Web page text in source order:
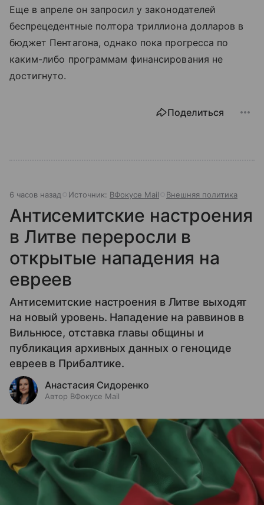
Еще в апреле он запросил у законодателей
беспрецедентные полтора триллиона долларов в
бюджет Пентагона, однако пока прогресса по
каким-либо программам финансирования не
достигнуто.
Поделиться
6 часов назад Источник: ВФокусе Mail Внешняя политика
Антисемитские настроения
в Литве переросли в
открытые нападения на
евреев
Антисемитские настроения в Литве выходят
на новый уровень. Нападение на раввинов в
Вильнюсе, отставка главы общины и
публикация архивных данных о геноциде
евреев в Прибалтике.
Анастасия Сидоренко
Автор ВФокусе Mail